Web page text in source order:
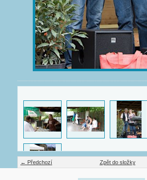
← Předchozí Zpět do složky